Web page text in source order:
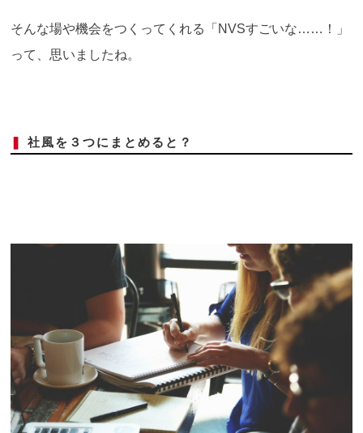
そんな場や機会をつくってくれる「NVSすごいな……！」
って、思いましたね。
❚社風を３つにまとめると？